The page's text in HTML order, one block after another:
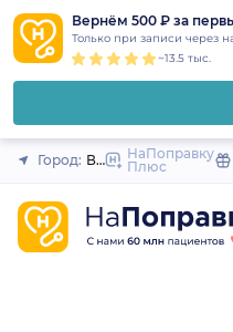
Вернём 500 ₽ за
Только при записи через
~13.5 тыс.
Город: Владивосток
НаПоправку
Плюс